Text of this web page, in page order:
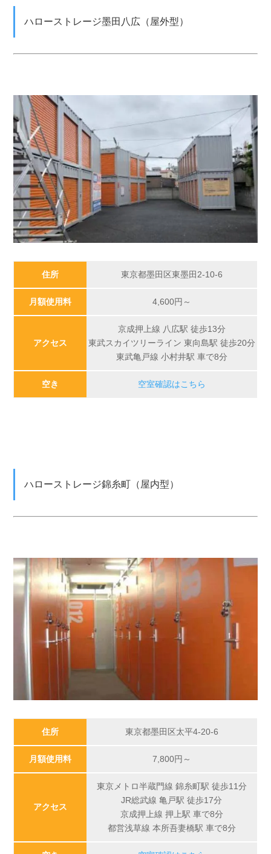
ハローストレージ墨田八広（屋外型）
住所 東京都墨田区東墨田2-10-6
月額使用料 4,600円～
アクセス
京成押上線 八広駅 徒歩13分
東武スカイツリーライン 東向島駅 徒歩20分
東武亀戸線 小村井駅 車で8分
空き 空室確認はこちら
ハローストレージ錦糸町（屋内型）
住所 東京都墨田区太平4-20-6
月額使用料 7,800円～
アクセス
東京メトロ半蔵門線 錦糸町駅 徒歩11分
JR総武線 亀戸駅 徒歩17分
京成押上線 押上駅 車で8分
都営浅草線 本所吾妻橋駅 車で8分